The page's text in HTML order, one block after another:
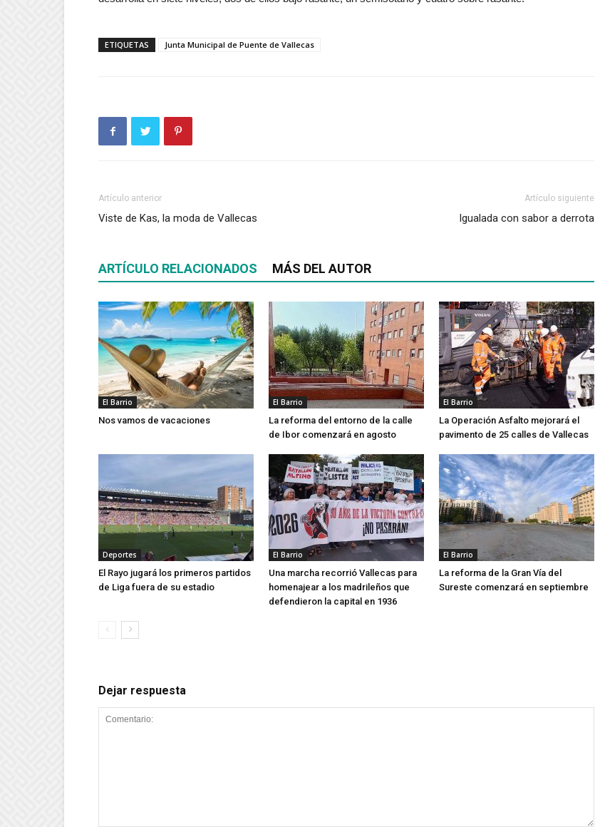
ETIQUETAS Junta Municipal de Puente de Vallecas
Artículo anterior
Viste de Kas, la moda de Vallecas
Artículo siguiente
Igualada con sabor a derrota
ARTÍCULO RELACIONADOS MÁS DEL AUTOR
El Barrio
Nos vamos de vacaciones
El Barrio
La reforma del entorno de la calle
de Ibor comenzará en agosto
El Barrio
La Operación Asfalto mejorará el
pavimento de 25 calles de Vallecas
Deportes
El Rayo jugará los primeros partidos
de Liga fuera de su estadio
El Barrio
Una marcha recorrió Vallecas para
homenajear a los madrileños que
defendieron la capital en 1936
El Barrio
La reforma de la Gran Vía del
Sureste comenzará en septiembre
Dejar respuesta